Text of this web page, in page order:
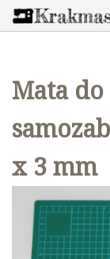
Mata
x 3 mm